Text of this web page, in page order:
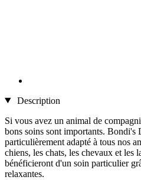
Description
Si vous avez un animal de
bons soins sont importants. Bondi's
particulièrement adapté à tous nos
chiens, les chats, les chevaux et les
bénéficieront d'un soin particulier
relaxantes.